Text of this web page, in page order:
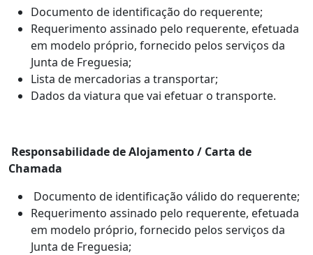
Documento de identificação do requerente;
Requerimento assinado pelo requerente, efetuada
em modelo próprio, fornecido pelos serviços da
Junta de Freguesia;
Lista de mercadorias a transportar;
Dados da viatura que vai efetuar o transporte.
Responsabilidade de Alojamento / Carta de
Chamada
Documento de identificação válido do requerente;
Requerimento assinado pelo requerente, efetuada
em modelo próprio, fornecido pelos serviços da
Junta de Freguesia;